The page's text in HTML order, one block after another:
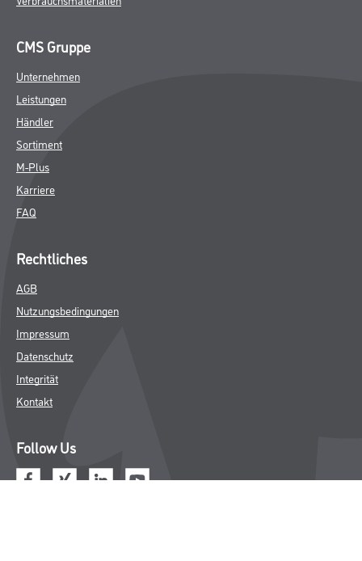
CMS Gruppe
Unternehmen
Leistungen
Händler
Sortiment
M-Plus
Karriere
FAQ
Rechtliches
AGB
Nutzungsbedingungen
Impressum
Datenschutz
Integrität
Kontakt
Follow Us